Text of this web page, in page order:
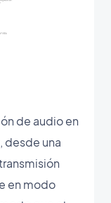
de audio en
desde una
en modo